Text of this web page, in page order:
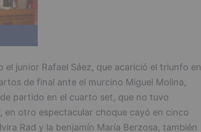
el junior Rafael Sáez, que acarició el triunfo en
de final ante el murcino Miguel Molina,
partido en el cuarto set, que no tuvo
en otro espectacular choque cayó en cinco
Rad y la benjamín María Berzosa, también